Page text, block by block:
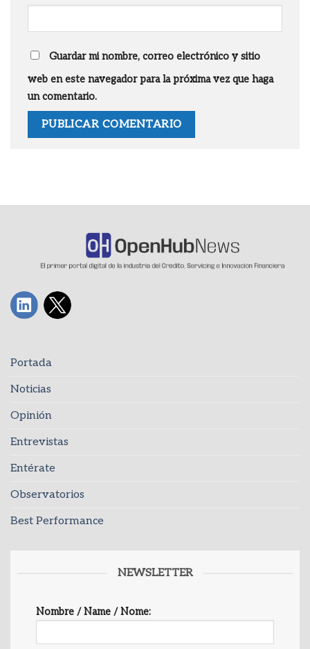
Guardar mi nombre, correo electrónico y sitio
web en este navegador para la próxima vez que haga
un comentario.
Portada
Noticias
Opinión
Entrevistas
Entérate
Observatorios
Best Performance
NEWSLETTER
Nombre / Name / Nome: